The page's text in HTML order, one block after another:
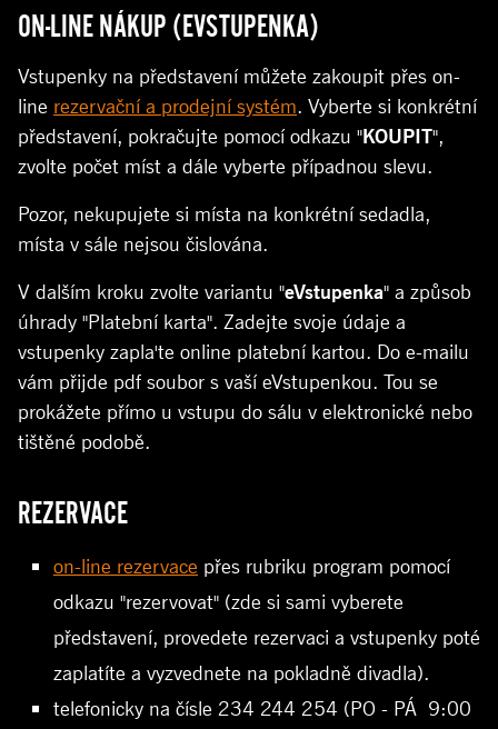
ON-LINE NÁKUP (EVSTUPENKA)
Vstupenky na představení můžete zakoupit přes on-
line rezervační a prodejní systém. Vyberte si konkrétní
představení, pokračujte pomocí odkazu "KOUPIT",
zvolte počet míst a dále vyberte případnou slevu.
Pozor, nekupujete si místa na konkrétní sedadla,
místa v sále nejsou čislována.
V dalším kroku zvolte variantu "eVstupenka" a způsob
úhrady "Platební karta". Zadejte svoje údaje a
vstupenky zapla'te online platební kartou. Do e-mailu
vám přijde pdf soubor s vaší eVstupenkou. Tou se
prokážete přímo u vstupu do sálu v elektronické nebo
tištěné podobě.
REZERVACE
on-line rezervace přes rubriku program pomocí
odkazu "rezervovat" (zde si sami vyberete
představení, provedete rezervaci a vstupenky poté
zaplatíte a vyzvednete na pokladně divadla).
telefonicky na čísle 234 244 254 (PO - PÁ 9:00